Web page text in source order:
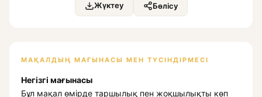
Жүктеу Бөлісу
МАҚАЛДЫҢ МАҒЫНАСЫ МЕН ТҮСІНДІРМЕСІ
Негізгі мағынасы
Бұл мақал өмірде таршылық пен жоқшылықты көп